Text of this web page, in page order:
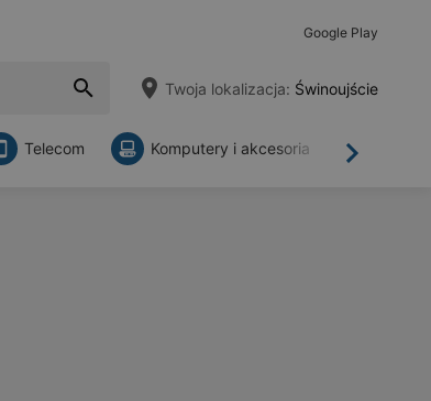
Google Play
Twoja lokalizacja: Świnoujście
Dalej
Telecom Komputery i akcesoria